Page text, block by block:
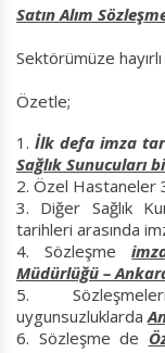
Satın Alım
Sektörümüze
Özetle;
İlk defa imza
Sağlık Sunucuları
Özel Hastaneler
Diğer Sağlık
tarihleri arasında
Sözleşme
Müdürlüğü –
uygunsuzluklarda
Sözleşme de